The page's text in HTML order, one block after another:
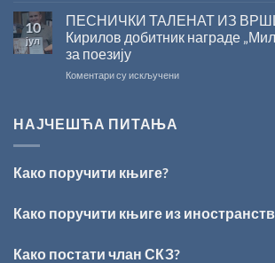
Сали
одржано
уручење
10
јул
ПЕСНИЧКИ ТАЛЕНАТ ИЗ
Кирилов добитник награде
за поезију
Коментари су искљученина
„Милован
поезију
НАЈЧЕШЋА ПИТАЊА
Како поручити књиге?
Како поручити књиге из
Како постати члан СКЗ?